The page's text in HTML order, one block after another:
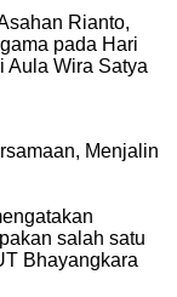
Rianto,
pada Hari
Aula Wira Satya
Menjalin
salah satu
Bhayangkara